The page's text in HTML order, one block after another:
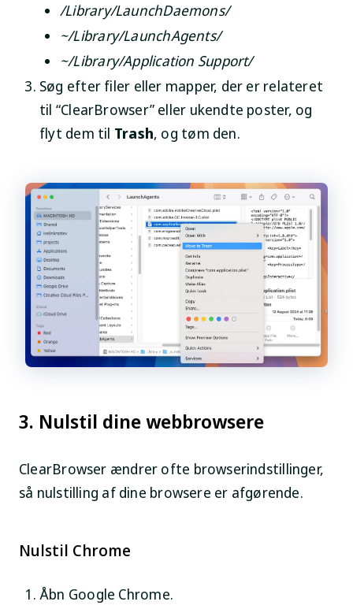
/Library/LaunchDaemons/
~/Library/LaunchAgents/
~/Library/Application Support/
Søg efter filer eller mapper, der er relateret
til “ClearBrowser” eller ukendte poster, og
flyt dem til Trash, og tøm den.
3. Nulstil dine webbrowsere
ClearBrowser ændrer ofte browserindstillinger,
så nulstilling af dine browsere er afgørende.
Nulstil Chrome
Åbn Google Chrome.